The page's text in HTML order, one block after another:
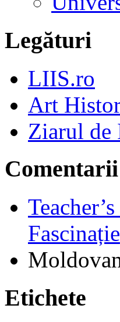
Legături
LIIS.ro
Art
Ziarul de
Fascinație
Etichete